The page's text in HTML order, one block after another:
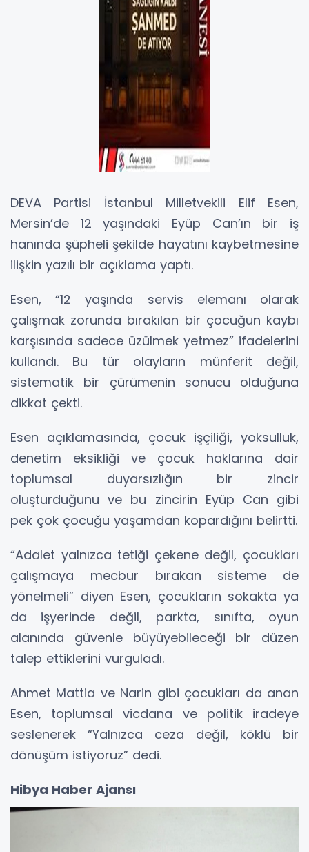
DEVA Partisi İstanbul Milletvekili Elif Esen,
Mersin’de 12 yaşındaki Eyüp Can’ın bir iş
hanında şüpheli şekilde hayatını kaybetmesine
ilişkin yazılı bir açıklama yaptı.
Esen, “12 yaşında servis elemanı olarak
çalışmak zorunda bırakılan bir çocuğun kaybı
karşısında sadece üzülmek yetmez” ifadelerini
kullandı. Bu tür olayların münferit değil,
sistematik bir çürümenin sonucu olduğuna
dikkat çekti.
Esen açıklamasında, çocuk işçiliği, yoksulluk,
denetim eksikliği ve çocuk haklarına dair
toplumsal duyarsızlığın bir zincir
oluşturduğunu ve bu zincirin Eyüp Can gibi
pek çok çocuğu yaşamdan kopardığını belirtti.
“Adalet yalnızca tetiği çekene değil, çocukları
çalışmaya mecbur bırakan sisteme de
yönelmeli” diyen Esen, çocukların sokakta ya
da işyerinde değil, parkta, sınıfta, oyun
alanında güvenle büyüyebileceği bir düzen
talep ettiklerini vurguladı.
Ahmet Mattia ve Narin gibi çocukları da anan
Esen, toplumsal vicdana ve politik iradeye
seslenerek “Yalnızca ceza değil, köklü bir
dönüşüm istiyoruz” dedi.
Hibya Haber Ajansı